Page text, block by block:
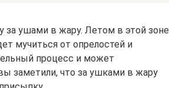
за ушами в жару. Летом в этой зоне
мучиться от опрелостей и
процесс и может
заметили, что за ушками в жару